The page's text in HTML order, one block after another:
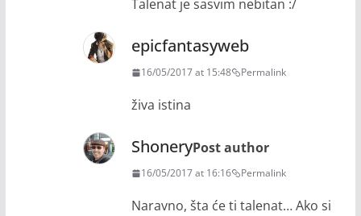
Talenat je sasvim nebitan :/
epicfantasyweb
16/05/2017 at 15:48 Permalink
živa istina
ShoneryPost author
16/05/2017 at 16:16 Permalink
Naravno, šta će ti talenat… Ako si